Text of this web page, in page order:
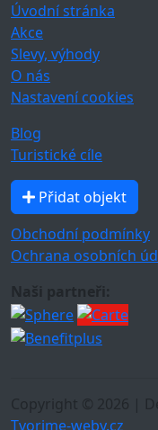
Úvodní stránka
Akce
Slevy, výhody
O nás
Nastavení cookies
Blog
Turistické cíle
Přidat objekt
Obchodní podmínky
Ochrana osobních
Naši partneři:
Copyright © 2026 |
Tvorime-weby.cz